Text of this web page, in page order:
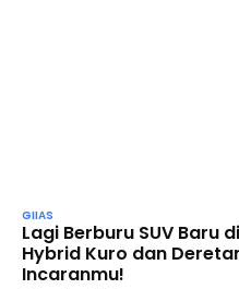
GIIAS
Lagi Berburu SUV Baru
Hybrid Kuro dan
Incaranmu!